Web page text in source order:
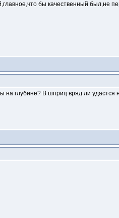
бы качественный был,не
на глубине? В шприц вряд ли удастся